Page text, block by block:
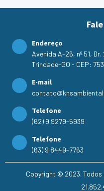
Endereço
Avenida A-26, nº 51,
Trindade-GO - CEP:
E-mail
Telefone
(62) 9 9279-5939
Telefone
(63) 9 8449-7763
Copyright © 2023. Todos